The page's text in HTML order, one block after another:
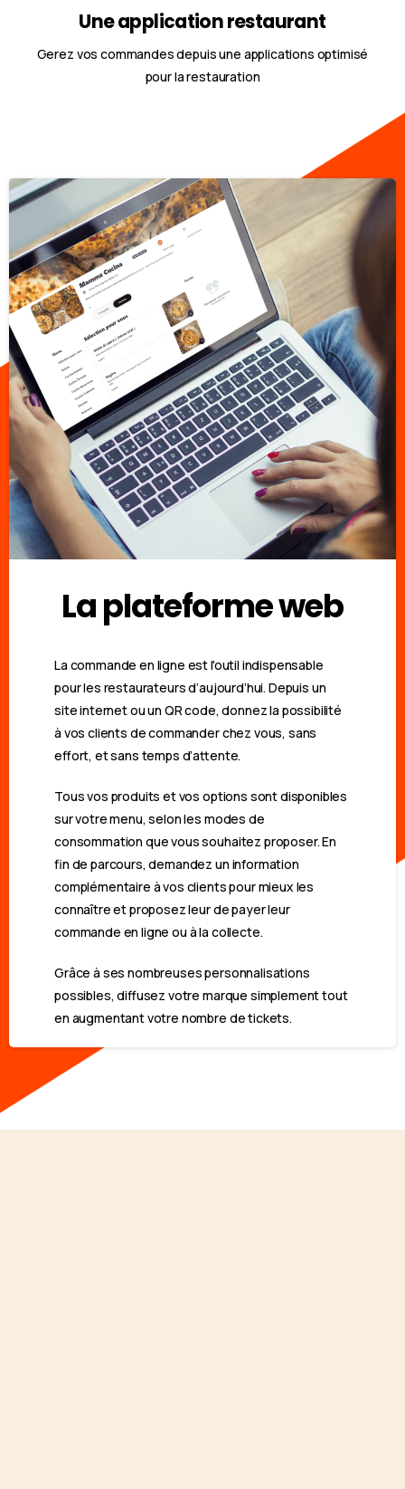
Une application restaurant
Gerez vos commandes depuis une applications optimisé
pour la restauration
La plateforme web
La commande en ligne est l'outil indispensable
pour les restaurateurs d’aujourd’hui. Depuis un
site internet ou un QR code, donnez la possibilité
à vos clients de commander chez vous, sans
effort, et sans temps d’attente.
Tous vos produits et vos options sont disponibles
sur votre menu, selon les modes de
consommation que vous souhaitez proposer. En
fin de parcours, demandez un information
complémentaire à vos clients pour mieux les
connaître et proposez leur de payer leur
commande en ligne ou à la collecte.
Grâce à ses nombreuses personnalisations
possibles, diffusez votre marque simplement tout
en augmentant votre nombre de tickets.